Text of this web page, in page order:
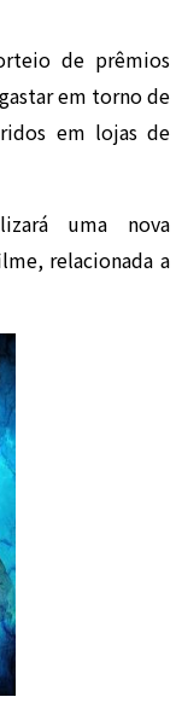
de prêmios
em torno de
em lojas de
uma nova
relacionada a